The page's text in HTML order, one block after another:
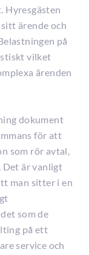
Hyresgästen
ärende och
på
vilket
ärenden
dokument
för att
som rör avtal,
Det är vanligt
man sitter i en
som de
på ett
service och